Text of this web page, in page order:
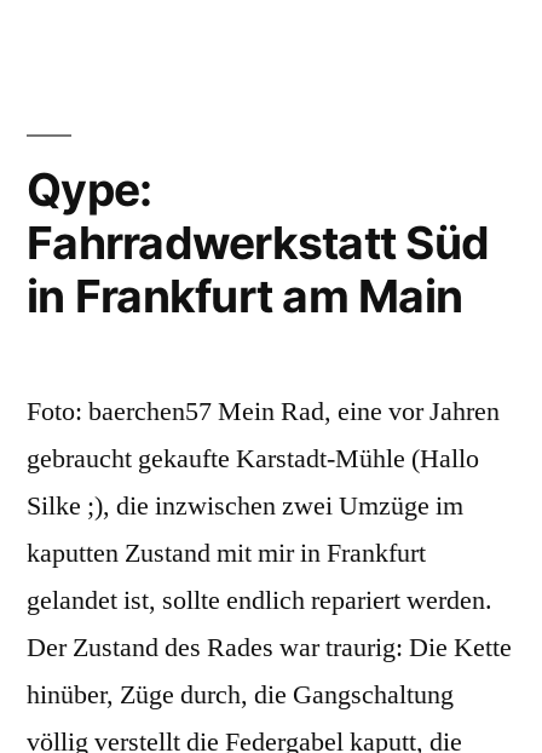
Qype:
Fahrradwerkstatt Süd
in Frankfurt am Main
Foto: baerchen57 Mein Rad, eine vor Jahren
gebraucht gekaufte Karstadt-Mühle (Hallo
Silke ;), die inzwischen zwei Umzüge im
kaputten Zustand mit mir in Frankfurt
gelandet ist, sollte endlich repariert werden.
Der Zustand des Rades war traurig: Die Kette
hinüber, Züge durch, die Gangschaltung
völlig verstellt die Federgabel kaputt, die